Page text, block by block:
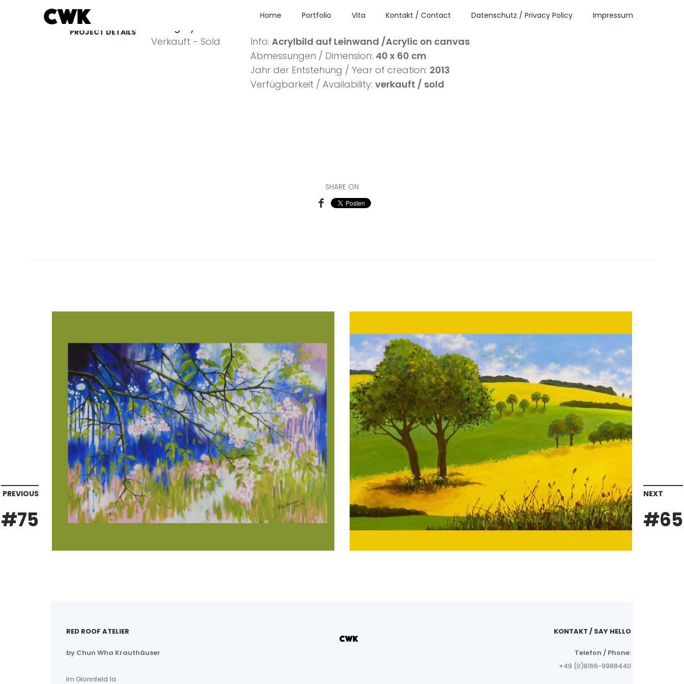
Home Portfolio Vita Kontakt / Contact Datenschutz / Privacy Policy
Impressum
PROJECT DETAILS
Category
Verkauft - Sold
Info: Acrylbild auf Leinwand /Acrylic on canvas
Abmessungen / Dimension: 40 x 60 cm
Jahr der Entstehung / Year of creation: 2013
Verfügbarkeit / Availability: verkauft / sold
SHARE ON
PREVIOUS
#75
NEXT
#65
RED ROOF ATELIER
by Chun Wha Krauthäuser
Im Glonnfeld 1a
KONTAKT / SAY HELLO
Telefon / Phone:
+49 (0)8166-9988440